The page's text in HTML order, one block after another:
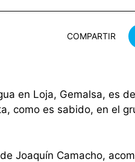
COMPARTIR
en Loja, Gemalsa, es
como es sabido, en el
Joaquín Camacho,